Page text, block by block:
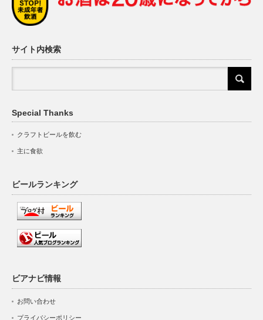
サイト内検索
Special Thanks
クラフトビールを飲む
主に食欲
ビールランキング
ビアナビ情報
お問い合わせ
プライバシーポリシー